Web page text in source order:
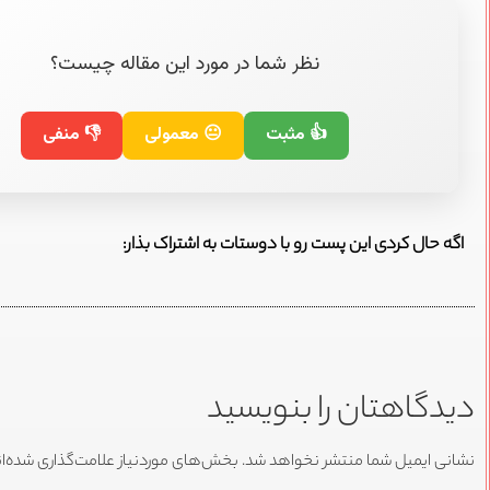
نظر شما در مورد این مقاله چیست؟
👍 مثبت 😐 معمولی 👎 منفی
اگه حال کردی این پست رو با دوستات به اشتراک بذار:
دیدگاهتان را بنویسید
نشانی ایمیل شما منتشر نخواهد شد. بخش‌های موردنیاز علامت‌گذاری